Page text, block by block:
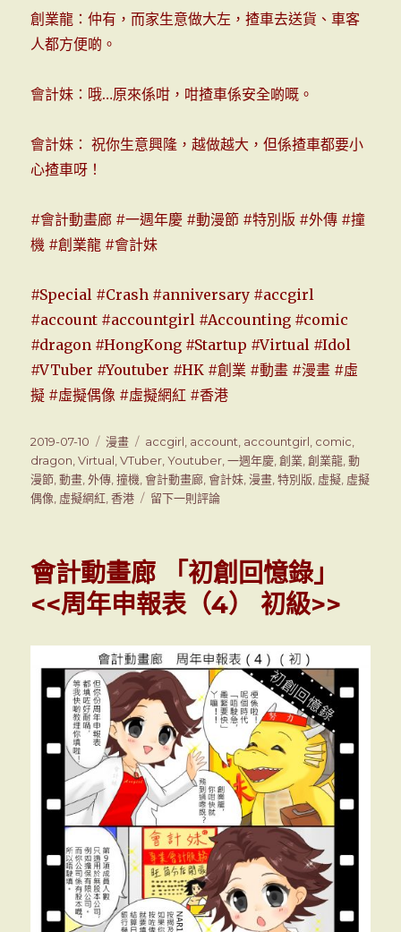
創業龍：仲有，而家生意做大左，揸車去送貨、車客
人都方便啲。
會計妹：哦…原來係咁，咁揸車係安全啲嘅。
會計妹： 祝你生意興隆，越做越大，但係揸車都要小
心揸車呀！
#會計動畫廊 #一週年慶 #動漫節 #特別版 #外傳 #撞
機 #創業龍 #會計妹
#Special #Crash #anniversary #accgirl
#account #accountgirl #Accounting #comic
#dragon #HongKong #Startup #Virtual #Idol
#VTuber #Youtuber #HK #創業 #動畫 #漫畫 #虛
擬 #虛擬偶像 #虛擬網紅 #香港
發
表
於
2019-07-10
分
類
漫畫
標
籤
accgirl, account, accountgirl, comic,
dragon,Virtual,VTuber,Youtuber,一週年慶,創業,創業龍,動
漫節,動畫,外傳,撞機,會計動畫廊,會計妹,漫畫,特別版, 虛擬, 虛擬
偶像, 虛擬網紅,香港 留下一則評論
畫
廊
「外
<<
撞
>>
(一
年
慶
動
節
特
別
版)
會計動畫廊 「初創回憶錄」
<<周年申報表（4） 初級>>